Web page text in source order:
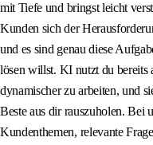
mit Tiefe und bringst leicht
Kunden sich der
und es sind genau diese
lösen willst. KI nutzt du bereits
dynamischer zu arbeiten, und
Beste aus dir rauszuholen. Bei
Kundenthemen, relevante